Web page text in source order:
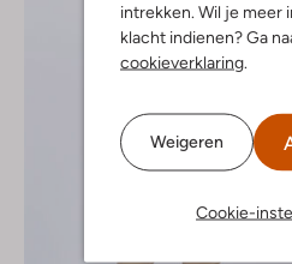
intrekken. Wil je meer
klacht indienen? Ga
cookieverklaring
Weigeren
Cookie-